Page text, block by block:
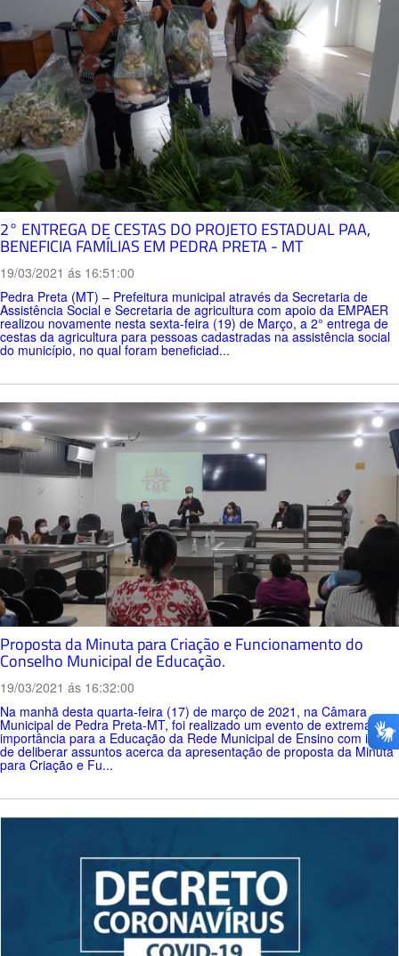
2° ENTREGA DE CESTAS DO PROJETO ESTADUAL PAA,
BENEFICIA FAMÍLIAS EM PEDRA PRETA - MT
19/03/2021 ás 16:51:00
Pedra Preta (MT) – Prefeitura municipal através da Secretaria de
Assistência Social e Secretaria de agricultura com apoio da EMPAER
realizou novamente nesta sexta-feira (19) de Março, a 2° entrega de
cestas da agricultura para pessoas cadastradas na assistência social
do município, no qual foram beneficiad...
Proposta da Minuta para Criação e Funcionamento do
Conselho Municipal de Educação.
19/03/2021 ás 16:32:00
Na manhã desta quarta-feira (17) de março de 2021, na Câmara
Municipal de Pedra Preta-MT, foi realizado um evento de extrema
importância para a Educação da Rede Municipal de Ensino com intuito
de deliberar assuntos acerca da apresentação de proposta da Minuta
para Criação e Fu...